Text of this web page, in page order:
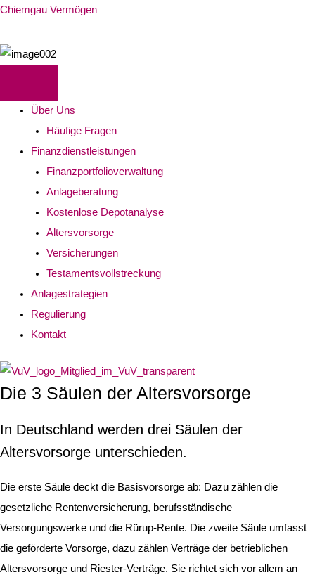
Chiemgau Vermögen
Über Uns
Häufige Fragen
Finanzdienstleistungen
Finanzportfolioverwaltung
Anlageberatung
Kostenlose Depotanalyse
Altersvorsorge
Versicherungen
Testamentsvollstreckung
Anlagestrategien
Regulierung
Kontakt
Die 3 Säulen der Altersvorsorge
In Deutschland werden drei Säulen der
Altersvorsorge unterschieden.
Die erste Säule deckt die Basisvorsorge ab: Dazu zählen die
gesetzliche Rentenversicherung, berufsständische
Versorgungswerke und die Rürup-Rente. Die zweite Säule umfasst
die geförderte Vorsorge, dazu zählen Verträge der betrieblichen
Altersvorsorge und Riester-Verträge. Sie richtet sich vor allem an